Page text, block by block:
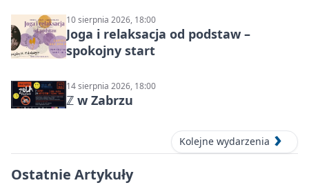
10 sierpnia 2026, 18:00
Joga i relaksacja od podstaw –
spokojny start
14 sierpnia 2026, 18:00
ℤ w Zabrzu
Kolejne wydarzenia
Ostatnie Artykuły